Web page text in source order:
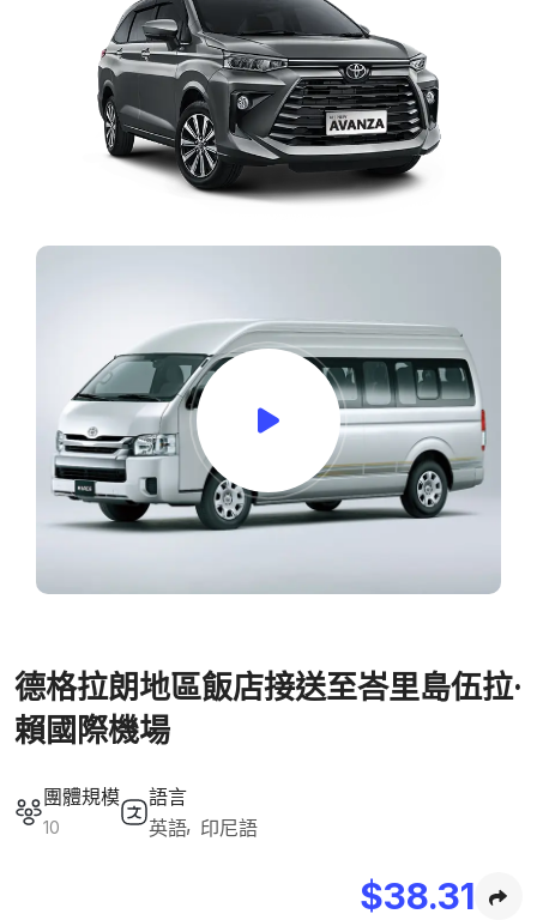
德格拉朗地區飯店接送至峇里島伍拉·
賴國際機場
團體規模
10
語言
英語 印尼語
$38.31